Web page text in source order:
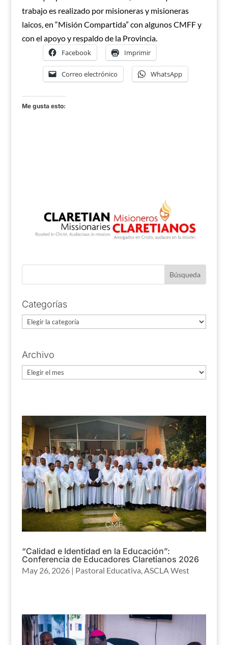
trabajo es realizado por misioneras y misioneras
laicos, en “Misión Compartida” con algunos CMFF y
con el apoyo y respaldo de la Provincia.
Facebook Imprimir
Correo electrónico WhatsApp
Me gusta esto:
Categorías
Categorías
Archivo
Archivo
“Calidad e Identidad en la Educación”:
Conferencia de Educadores Claretianos 2026
May 26, 2026| Pastoral Educativa,ASCLA West